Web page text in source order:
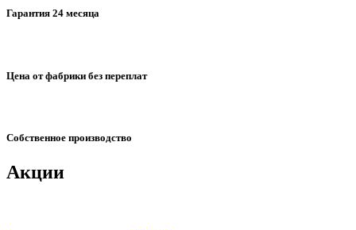
Гарантия 24 месяца
Цена от фабрики без переплат
Собственное производство
Акции